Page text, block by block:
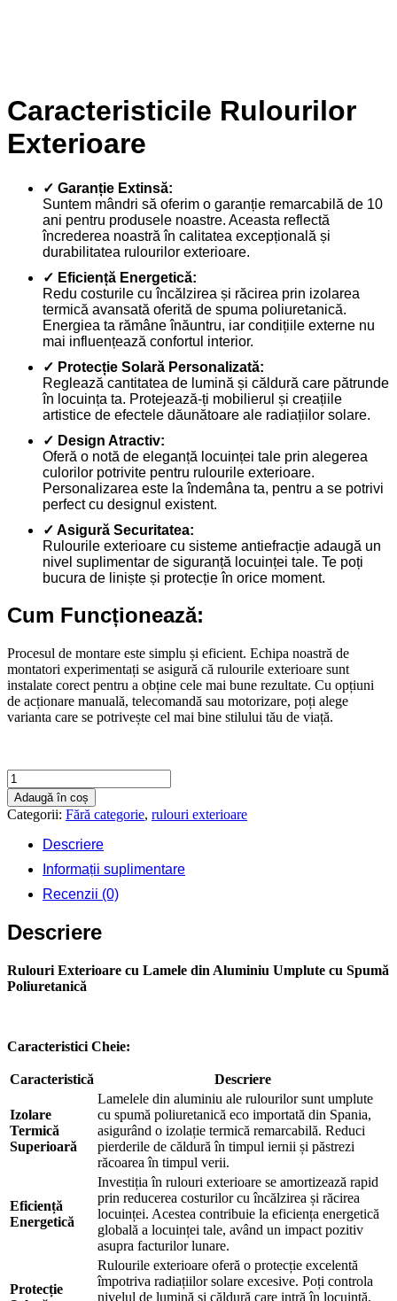
Caracteristicile Rulourilor
Exterioare
✓ Garanție Extinsă:
Suntem mândri să oferim o garanție remarcabilă de 10
ani pentru produsele noastre. Aceasta reflectă
încrederea noastră în calitatea excepțională și
durabilitatea rulourilor exterioare.
✓ Eficiență Energetică:
Redu costurile cu încălzirea și răcirea prin izolarea
termică avansată oferită de spuma poliuretanică.
Energiea ta rămâne înăuntru, iar condițiile externe nu
mai influențează confortul interior.
✓ Protecție Solară Personalizată:
Reglează cantitatea de lumină și căldură care pătrunde
în locuința ta. Protejează-ți mobilierul și creațiile
artistice de efectele dăunătoare ale radiațiilor solare.
✓ Design Atractiv:
Oferă o notă de eleganță locuinței tale prin alegerea
culorilor potrivite pentru rulourile exterioare.
Personalizarea este la îndemâna ta, pentru a se potrivi
perfect cu designul existent.
✓ Asigură Securitatea:
Rulourile exterioare cu sisteme antiefracție adaugă un
nivel suplimentar de siguranță locuinței tale. Te poți
bucura de liniște și protecție în orice moment.
Cum Funcționează:
Procesul de montare este simplu și eficient. Echipa noastră de
montatori experimentați se asigură că rulourile exterioare sunt
instalate corect pentru a obține cele mai bune rezultate. Cu opțiuni
de acționare manuală, telecomandă sau motorizare, poți alege
varianta care se potrivește cel mai bine stilului tău de viață.
Cantitate
Rulouri
exterioare
2000
Adaugă în coș
Categorii: Fără categorie, rulouri exterioare
Descriere
Informații suplimentare
Recenzii (0)
Descriere
Rulouri Exterioare cu Lamele din Aluminiu Umplute cu Spumă
Poliuretanică
Caracteristici Cheie:
Caracteristică Descriere
Izolare
Termică
Superioară
Lamelele din aluminiu ale rulourilor sunt umplute
cu spumă poliuretanică eco importată din Spania,
asigurând o izolație termică remarcabilă. Reduci
pierderile de căldură în timpul iernii și păstrezi
răcoarea în timpul verii.
Eficiență
Energetică
Investiția în rulouri exterioare se amortizează rapid
prin reducerea costurilor cu încălzirea și răcirea
locuinței. Acestea contribuie la eficiența energetică
globală a locuinței tale, având un impact pozitiv
asupra facturilor lunare.
Protecție
Rulourile exterioare oferă o protecție excelentă
împotriva radiațiilor solare excesive. Poți controla
nivelul de lumină și căldură care intră în locuință,
Contactează-ne rapid
Ne poți trimite un mesaj, sau poți lăsa numărul tău de telefon
Închide